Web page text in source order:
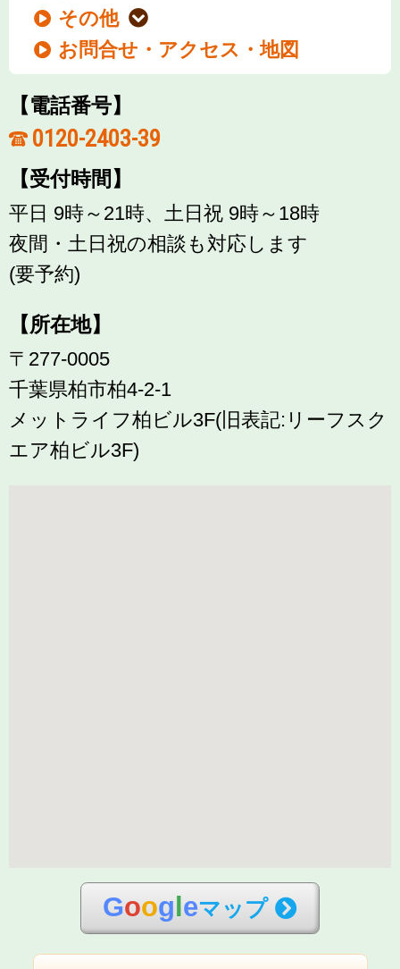
その他
お問合せ・アクセス・地図
【電話番号】
0120-2403-39
【受付時間】
平日 9時～21時、土日祝 9時～18時
夜間・土日祝の相談も対応します
(要予約)
【所在地】
〒277-0005
千葉県柏市柏4-2-1
メットライフ柏ビル3F(旧表記:リーフスク
エア柏ビル3F)
Googleマップ